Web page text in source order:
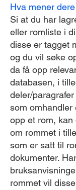
Hva mener
Si at du har
eller romliste i
disse er tagget
og du vil søke
da få opp
databasen, i
deler/
som omhandler
opp et rom, kan
om rommet i
som er satt til
dokumenter.
rommet vil